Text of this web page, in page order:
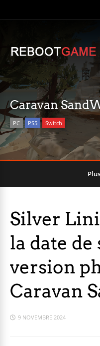
Caravan
PC PS5 Switch
Silver
la date de
version
Caravan
9 NOVEMBRE 2024